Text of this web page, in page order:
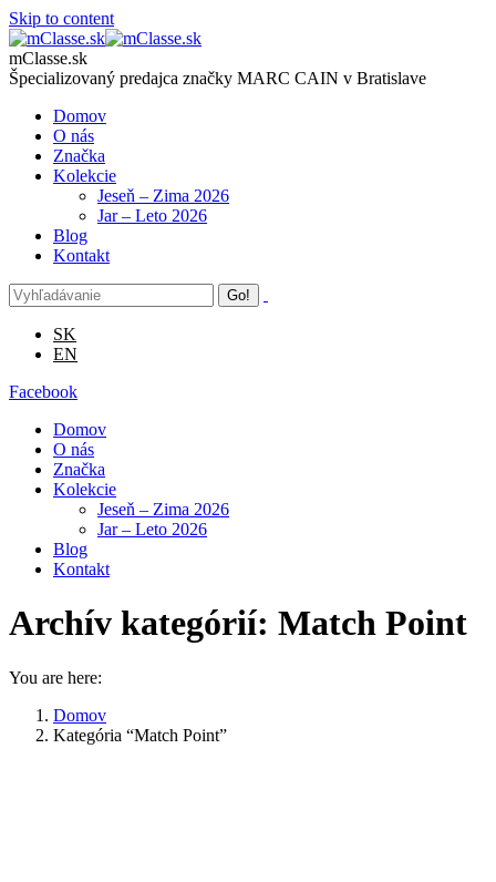
Skip to content
mClasse.sk
Špecializovaný predajca značky MARC CAIN v Bratislave
Domov
O nás
Značka
Kolekcie
Jeseň – Zima 2026
Jar – Leto 2026
Blog
Kontakt
SK
EN
Facebook
Domov
O nás
Značka
Kolekcie
Jeseň – Zima 2026
Jar – Leto 2026
Blog
Kontakt
Archív kategórií: Match Point
You are here:
Domov
Kategória “Match Point”